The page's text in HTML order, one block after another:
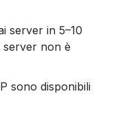
server in 5–10
server non è
sono disponibili